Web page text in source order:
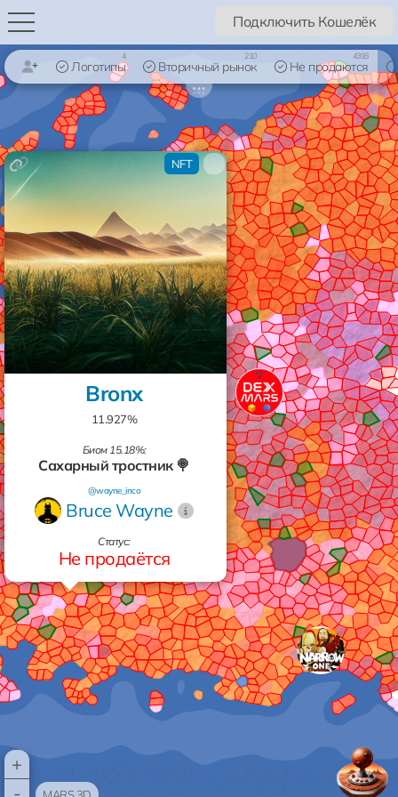
Подключить Кошелёк
Логотипы
4
Вторичный рынок
210
Не продаются
4393
+
Bronx
11.927%
Биом 15.18%:
Сахарный тростник 🍭
Bruce Wayne
@wayne_inco
Статус:
Не продаётся
NFT ×